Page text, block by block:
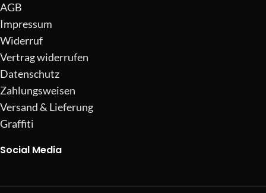
AGB
Impressum
Widerruf
Vertrag widerrufen
Datenschutz
Zahlungsweisen
Versand & Lieferung
Graffiti
Social Media